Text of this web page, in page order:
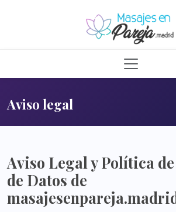
Aviso legal
Aviso Legal y Política
de Datos de